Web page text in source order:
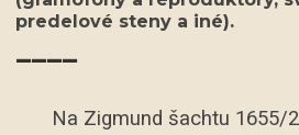
predelové steny a iné).
____
Na Zigmund šachtu 1655/